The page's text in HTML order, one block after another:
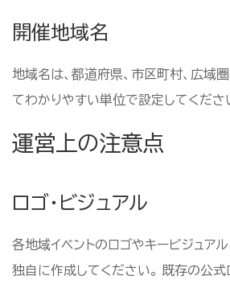
開催地域名
地域名は、都道府県、市区町村、広域
てわかりやすい単位で設定してくださ
運営上の注意点
ロゴ・ビジュアル
各地域イベントのロゴやキービジュア
独自に作成してください。 既存の公式